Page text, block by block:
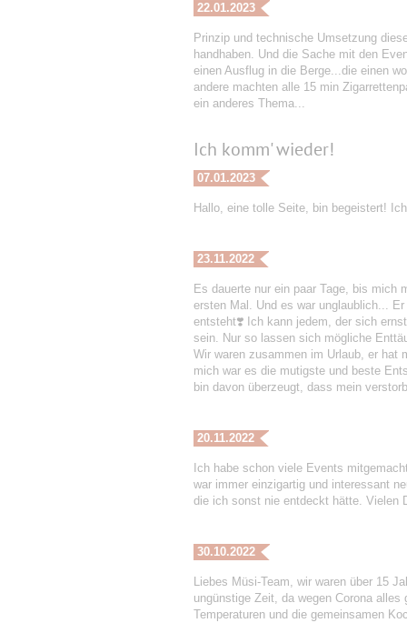
22.01.2023
Prinzip und technische Umsetzung
handhaben. Und die Sache mit den
einen Ausflug in die Berge...die einen
andere machten alle 15 min
ein anderes Thema...
Ich komm' wieder!
07.01.2023
Hallo, eine tolle Seite, bin begeistert!
23.11.2022
Es dauerte nur ein paar Tage, bis
ersten Mal. Und es war unglaublich...
entsteht❣️ Ich kann jedem, der sich
sein. Nur so lassen sich mögliche
Wir waren zusammen im Urlaub, er hat
mich war es die mutigste und beste
bin davon überzeugt, dass mein
20.11.2022
Ich habe schon viele Events
war immer einzigartig und interessant
die ich sonst nie entdeckt hätte. Vielen
30.10.2022
Liebes Müsi-Team, wir waren über 15
ungünstige Zeit, da wegen Corona
Temperaturen und die gemeinsamen